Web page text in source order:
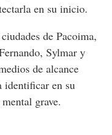
en su inicio.
de Pacoima,
Sylmar y
de alcance
identificar en su
grave.